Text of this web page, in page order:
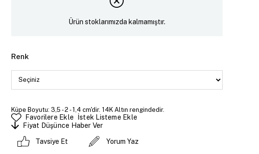
Ürün stoklarımızda kalmamıştır.
Renk
Küpe Boyutu: 3,5 - 2 - 1,4 cm'dir. 14K Altın rengindedir.
Favorilere Ekle
İstek Listeme Ekle
Fiyat Düşünce Haber Ver
Tavsiye Et Yorum Yaz